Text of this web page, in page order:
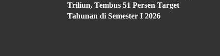
Triliun, Tembus 51 Persen Target
Tahunan di Semester I 2026